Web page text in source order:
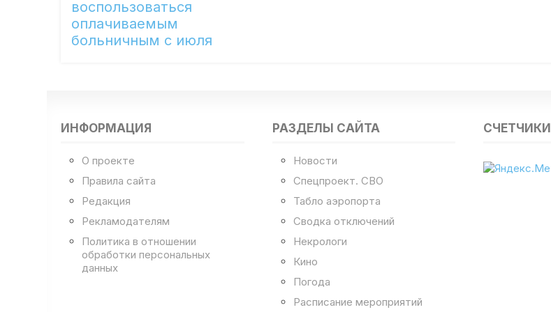
воспользоваться
оплачиваемым
больничным с июля
ИНФОРМАЦИЯ
О проекте
Правила сайта
Редакция
Рекламодателям
Политика в отношении
обработки персональных
данных
РАЗДЕЛЫ САЙТА
Новости
Спецпроект. СВО
Табло аэропорта
Сводка отключений
Некрологи
Кино
Погода
Расписание мероприятий
СЧЕТЧИКИ